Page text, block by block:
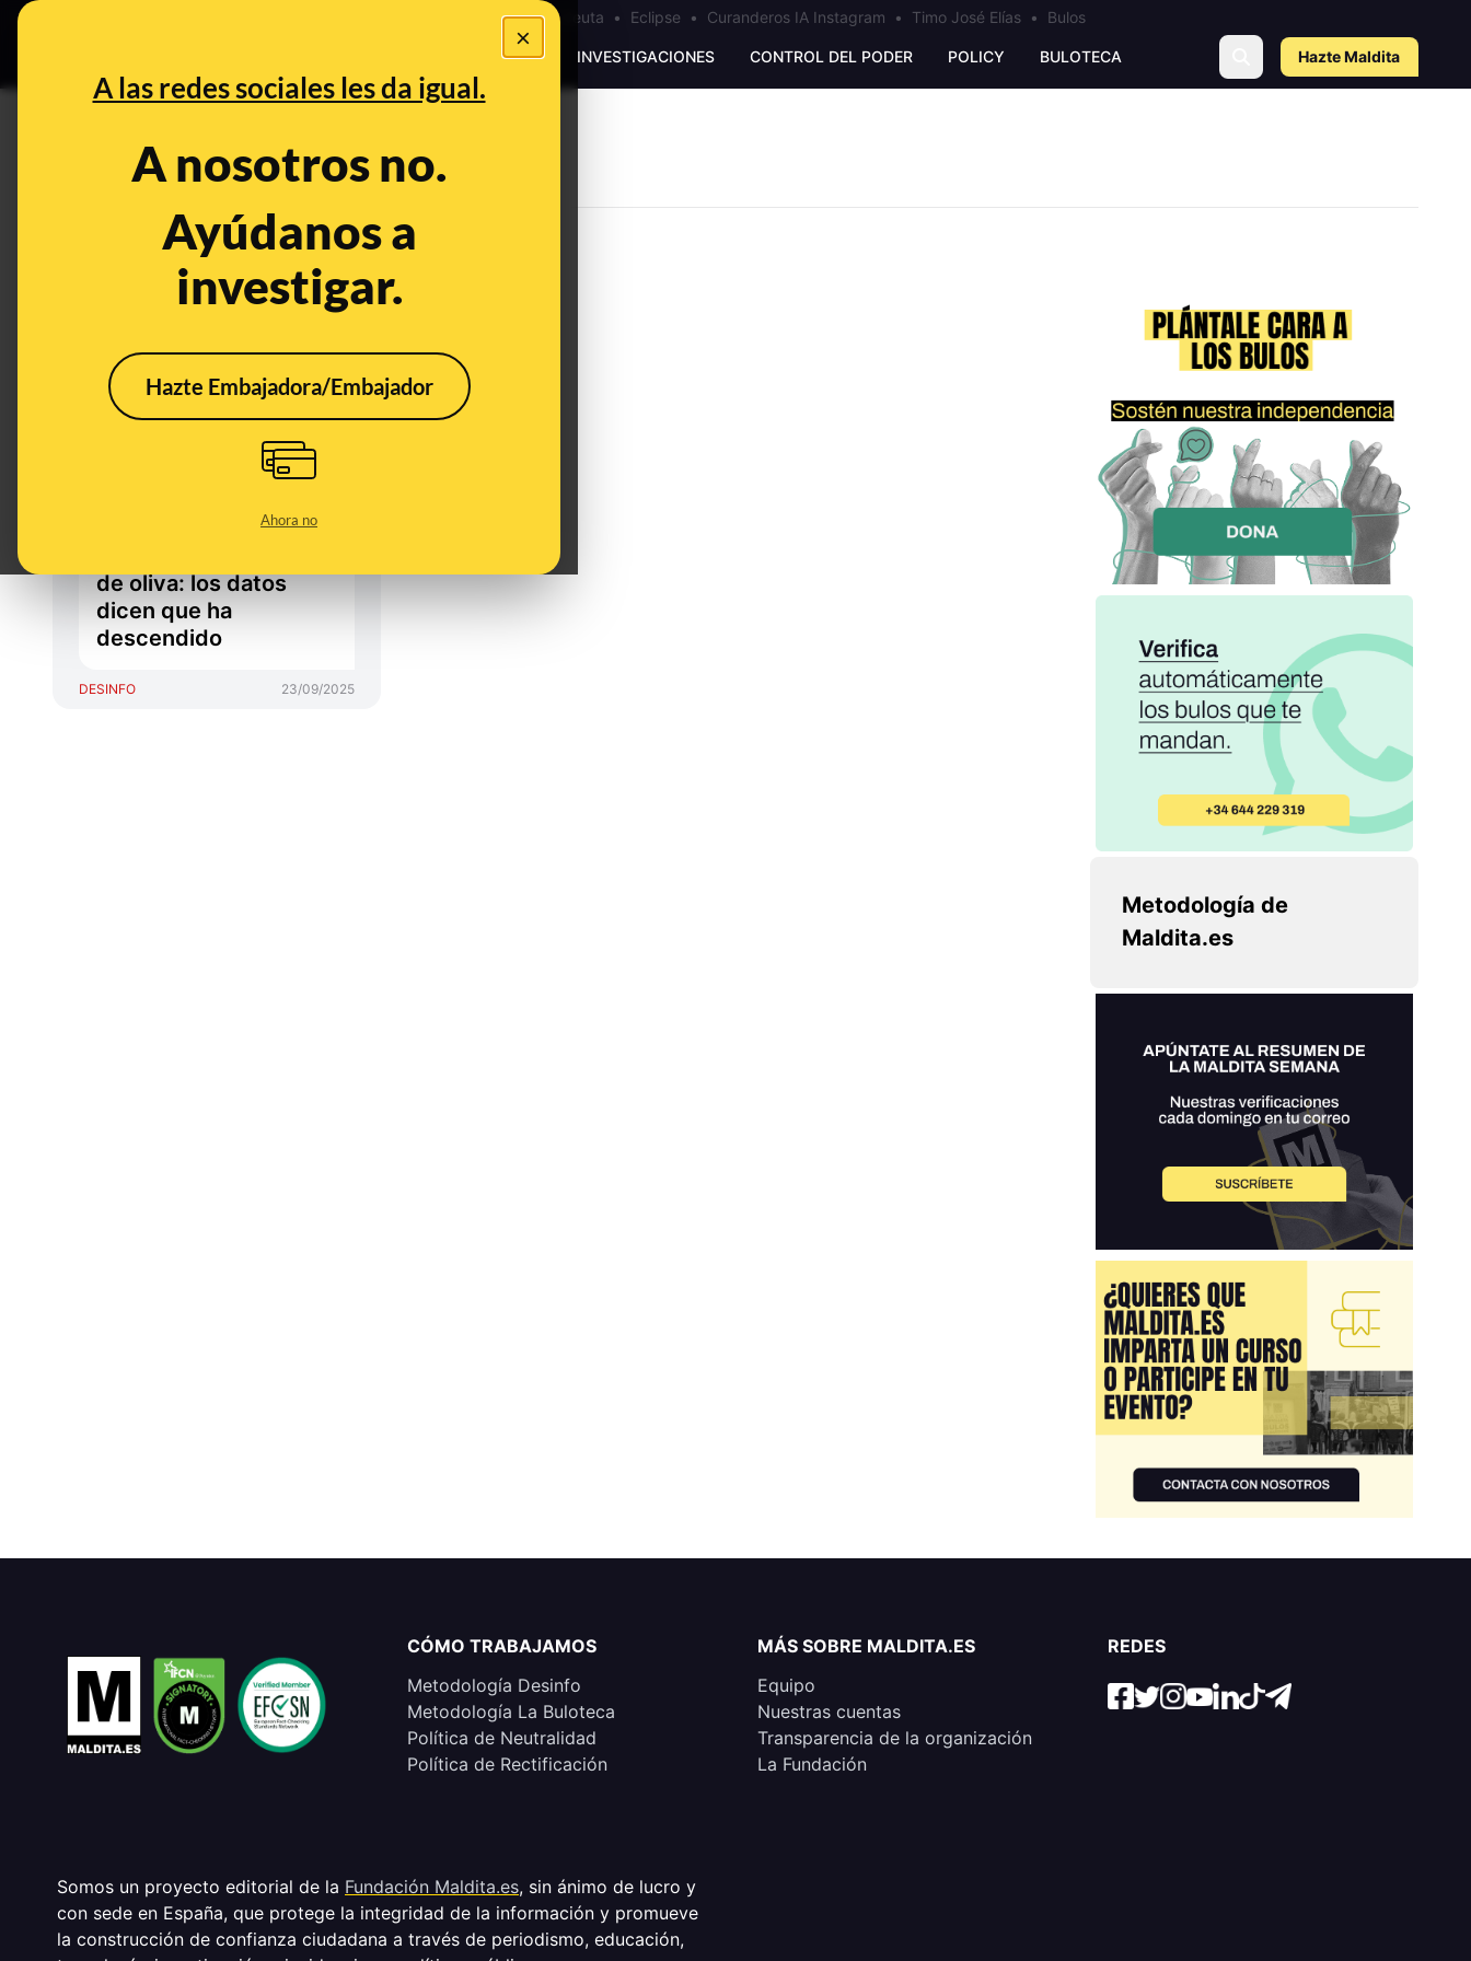
×
A las redes sociales les da igual.
A nosotros no.
Ayúdanos a
investigar.
Hazte Embajadora/Embajador
Ahora no
•Bulos Ceuta • Eclipse • Curanderos IA Instagram • Timo José Elías• Bulos
PREBUNKING INVESTIGACIONES CONTROL DEL PODER POLICY BULOTECA Hazte Maldita
Cuidado con los
contenidos que dicen
duplica su producción
de oliva: los datos
dicen que ha
descendido
DESINFO 23/09/2025
Metodología de
Maldita.es
CÓMO TRABAJAMOS
Metodología Desinfo
Metodología La Buloteca
Política de Neutralidad
Política de Rectificación
MÁS SOBRE MALDITA.ES
Equipo
Nuestras cuentas
Transparencia de la organización
La Fundación
REDES
Somos un proyecto editorial de la Fundación Maldita.es, sin ánimo de lucro y
con sede en España, que protege la integridad de la información y promueve
la construcción de confianza ciudadana a través de periodismo, educación,